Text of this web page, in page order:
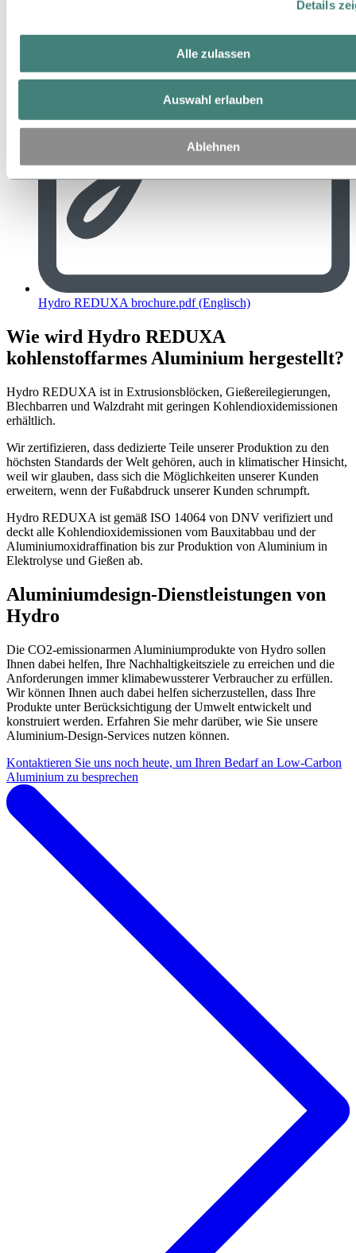
Details
Alle zulassen
Auswahl erlauben
Ablehnen
Hydro REDUXA brochure.pdf (Englisch)
Wie wird Hydro REDUXA
kohlenstoffarmes Aluminium hergestellt?
Hydro REDUXA ist in Extrusionsblöcken, Gießereilegierungen,
Blechbarren und Walzdraht mit geringen Kohlendioxidemissionen
erhältlich.
Wir zertifizieren, dass dedizierte Teile unserer Produktion zu den
höchsten Standards der Welt gehören, auch in klimatischer Hinsicht,
weil wir glauben, dass sich die Möglichkeiten unserer Kunden
erweitern, wenn der Fußabdruck unserer Kunden schrumpft.
Hydro REDUXA ist gemäß ISO 14064 von DNV verifiziert und
deckt alle Kohlendioxidemissionen vom Bauxitabbau und der
Aluminiumoxidraffination bis zur Produktion von Aluminium in
Elektrolyse und Gießen ab.
Aluminiumdesign-Dienstleistungen von
Hydro
Die CO2-emissionarmen Aluminiumprodukte von Hydro sollen
Ihnen dabei helfen, Ihre Nachhaltigkeitsziele zu erreichen und die
Anforderungen immer klimabewussterer Verbraucher zu erfüllen.
Wir können Ihnen auch dabei helfen sicherzustellen, dass Ihre
Produkte unter Berücksichtigung der Umwelt entwickelt und
konstruiert werden. Erfahren Sie mehr darüber, wie Sie unsere
Aluminium-Design-Services nutzen können.
Kontaktieren Sie uns noch heute, um Ihren Bedarf an Low-Carbon
Aluminium zu besprechen